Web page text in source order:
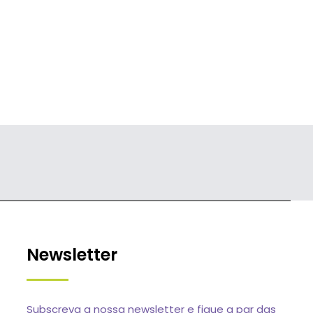
Newsletter
Subscreva a nossa newsletter e fique a par das